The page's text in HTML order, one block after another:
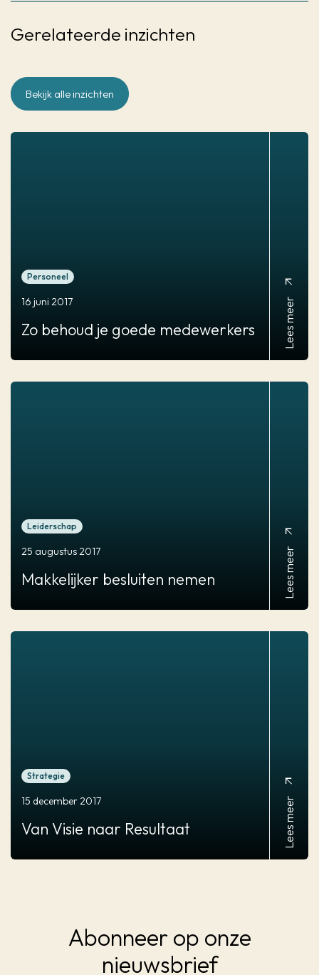
Gerelateerde inzichten
Bekijk alle inzichten
Personeel
16 juni 2017
Zo behoud je goede medewerkers Lees meer
arrow_outward
Leiderschap
25 augustus 2017
Makkelijker besluiten nemen Lees meer
arrow_outward
Strategie
15 december 2017
Van Visie naar Resultaat Lees meer
arrow_outward
Abonneer op onze
nieuwsbrief